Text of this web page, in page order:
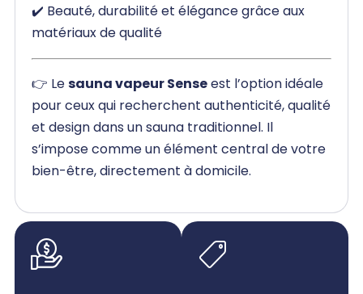
✔️ Beauté, durabilité et élégance grâce aux
matériaux de qualité
👉 Lesauna vapeur Senseest l’option idéale
pour ceux qui recherchent authenticité, qualité
et design dans un sauna traditionnel. Il
s’impose comme un élément central de votre
bien-être, directement à domicile.